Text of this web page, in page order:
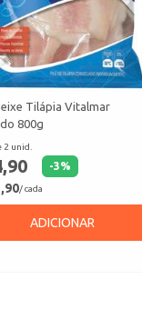
Tilápia Vitalmar
800g
unid.
-3%
/ cada
ADICIONAR